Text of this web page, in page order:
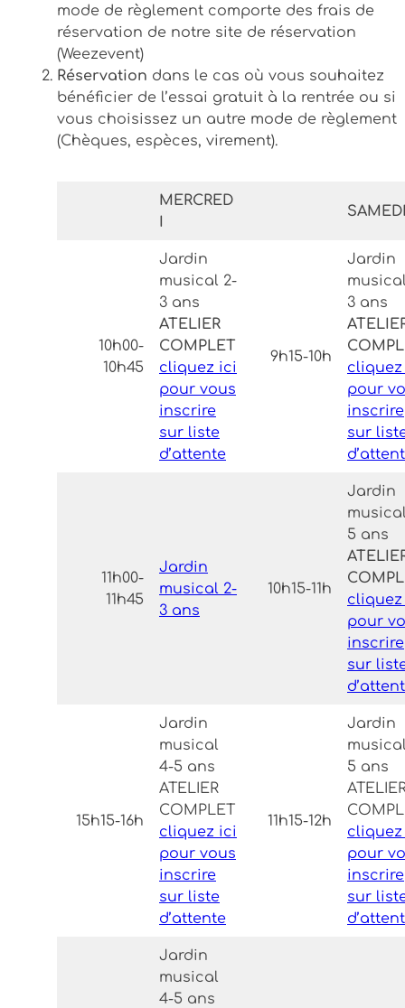
mode de règlement comporte des frais de
réservation de notre site de réservation
(Weezevent)
Réservation dans le cas où vous souhaitez
bénéficier de l’essai gratuit à la rentrée ou si
vous choisissez un autre mode de règlement
(Chèques, espèces, virement).
MERCRED
I
10h00-
10h45
Jardin
musical 2-
3 ans
ATELIER
COMPLET
cliquez ici
pour vous
inscrire
sur liste
d’attente
9h15-10h
Jardin
3 ans
pour
inscrire
sur
11h00-
11h45
Jardin
musical 2-
3 ans
10h15-11h
Jardin
5 ans
pour
inscrire
sur
15h15-16h
Jardin
musical
4-5 ans
ATELIER
COMPLET
cliquez ici
pour vous
inscrire
sur liste
d’attente
11h15-12h
Jardin
5 ans
pour
inscrire
sur
Jardin
musical
4-5 ans